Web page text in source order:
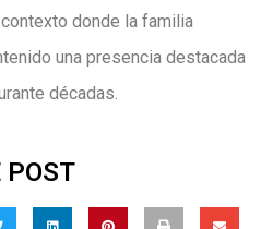
donde la familia
una presencia destacada
décadas.
POST